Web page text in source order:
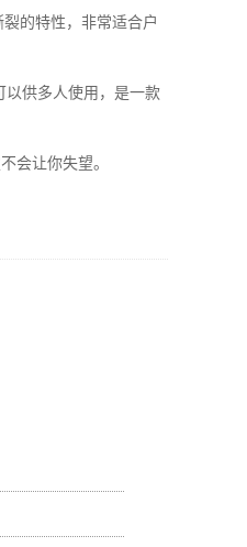
的特性，非常适合户
以供多人使用，是一款
会让你失望。